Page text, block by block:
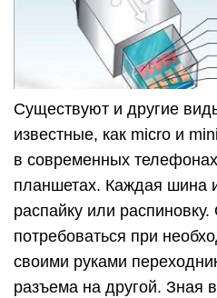
Существуют и другие
известные, как micro и
в современных
планшетах. Каждая шина
распайку или
потребоваться при
своими руками
разъема на другой. Зная